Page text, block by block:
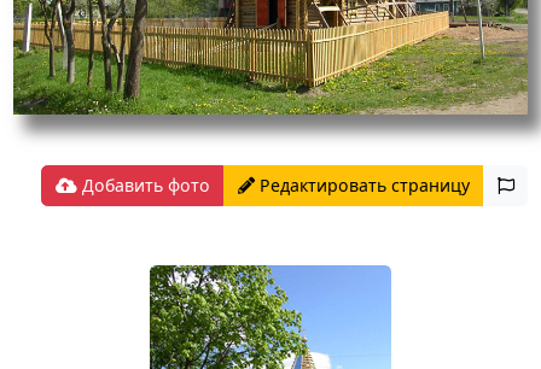
Добавить фото Редактировать страницу